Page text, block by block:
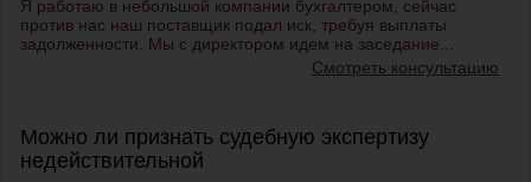
Я работаю в небольшой компании бухгалтером, сейчас
против нас наш поставщик подал иск, требуя выплаты
задолженности. Мы с директором идем на заседание...
Смотреть консультацию
Можно ли признать судебную экспертизу
недействительной